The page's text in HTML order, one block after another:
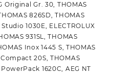
Original Gr. 30, THOMAS
826SD, THOMAS
1030E, ELECTROLUX
931SL, THOMAS
Inox 1445 S, THOMAS
Compact 20S, THOMAS
1620C, AEG NT